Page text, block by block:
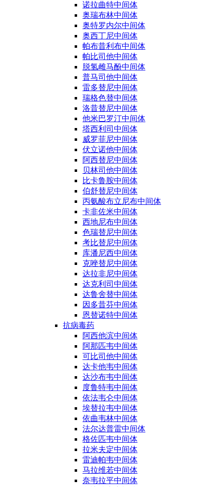
诺拉曲特中间体
奥瑞布林中间体
奥特罗内尔中间体
奥西丁尼中间体
帕布昔利布中间体
帕比司他中间体
脱氢雌马酚中间体
普马司他中间体
雷多替尼中间体
瑞格色替中间体
洛昔替尼中间体
他米巴罗汀中间体
塔西利司中间体
威罗菲尼中间体
伏立诺他中间体
阿西替尼中间体
贝林司他中间体
比卡鲁胺中间体
伯舒替尼中间体
丙氨酸布立尼布中间体
卡非佐米中间体
西地尼布中间体
色瑞替尼中间体
考比替尼中间体
库潘尼西中间体
克唑替尼中间体
达拉非尼中间体
达克利司中间体
达鲁舍替中间体
因多昔芬中间体
恩替诺特中间体
抗病毒药
阿西他滨中间体
阿那匹韦中间体
可比司他中间体
达卡他韦中间体
达沙布韦中间体
度鲁特韦中间体
依法韦仑中间体
埃替拉韦中间体
依曲韦林中间体
法尔达普雷中间体
格佐匹韦中间体
拉米夫定中间体
雷迪帕韦中间体
马拉维若中间体
奈韦拉平中间体